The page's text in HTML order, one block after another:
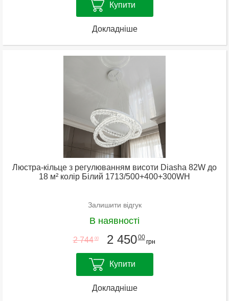
Купити
Докладніше
Люстра-кільце з регулюванням висоти Diasha 82W до
18 м² колір Білий 1713/500+400+300WH
Залишити відгук
В наявності
2 744 00 2 45000
грн
Купити
Докладніше